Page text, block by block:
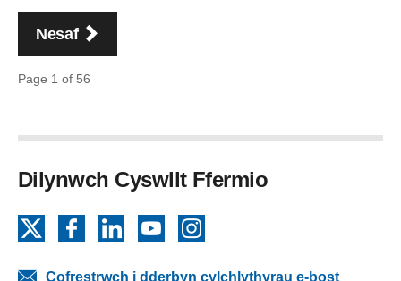
Pagination
Nesaf
Page 1 of 56
Dilynwch Cyswllt Ffermio
FacebookLinkedInYouTube
Cofrestrwch i dderbyn cylchlythyrau e-bost